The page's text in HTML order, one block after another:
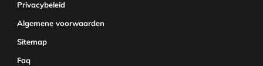
Privacybeleid
Algemene voorwaarden
Sitemap
Faq